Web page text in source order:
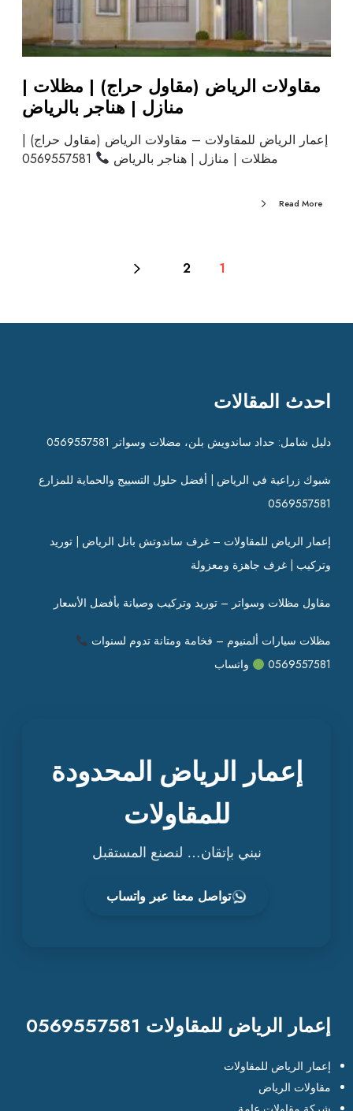
مقاولات الرياض (مقاول حراج) | مظلات |
منازل | هناجر بالرياض
إعمار الرياض للمقاولات – مقاولات الرياض (مقاول حراج) |
مظلات | منازل | هناجر بالرياض
Read More
1
2
احدث المقالات
دليل شامل: حداد ساندويش بلن، مضلات وسواتر 0569557581
شبوك زراعية في الرياض | أفضل حلول التسييج والحماية للمزارع
0569557581
إعمار الرياض للمقاولات – غرف ساندوتش بانل الرياض | توريد
وتركيب | غرف جاهزة ومعزولة
مقاول مظلات وسواتر – توريد وتركيب وصيانة بأفضل الأسعار
مظلات سيارات ألمنيوم – فخامة ومتانة تدوم لسنوات
0569557581
واتساب
إعمار الرياض المحدودة
للمقاولات
نبني بإتقان… لنصنع المستقبل
تواصل معنا عبر واتساب
إعمار الرياض للمقاولات 0569557581
إعمار الرياض للمقاولات
مقاولات الرياض